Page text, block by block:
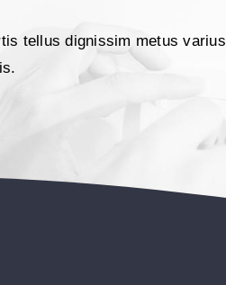
tellus dignissim metus varius